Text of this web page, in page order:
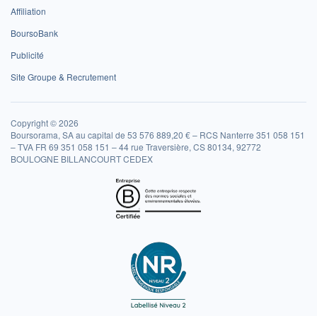
Affiliation
BoursoBank
Publicité
Site Groupe & Recrutement
Copyright © 2026
Boursorama, SA au capital de 53 576 889,20 € – RCS Nanterre 351 058 151
– TVA FR 69 351 058 151 – 44 rue Traversière, CS 80134, 92772
BOULOGNE BILLANCOURT CEDEX